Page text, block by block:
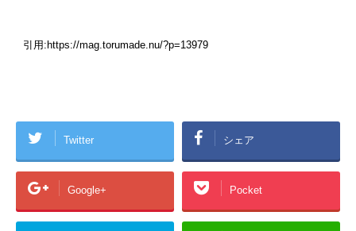
引用:https://mag.torumade.nu/?p=13979
Twitter シェア
Google+ Pocket